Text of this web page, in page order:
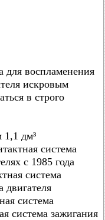
для воспламенения
искровым
в строго
1,1 дм³
система
с 1985 года
система
двигателя
система
система зажигания